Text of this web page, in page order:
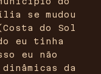
se mudou
do Sol
eu tinha
eu não
da